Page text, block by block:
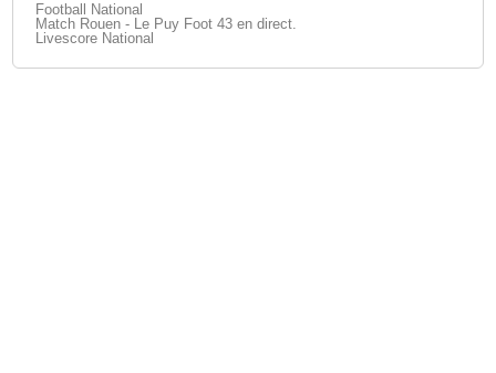
Football National
Match Rouen - Le Puy Foot 43 en direct.
Livescore National